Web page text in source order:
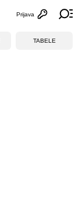
Otvori
Prijava
TABELE